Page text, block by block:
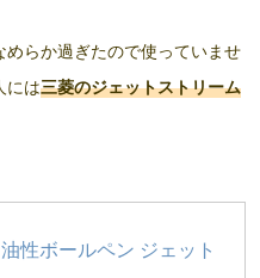
らか過ぎたので使っていませ
には三菱のジェットストリーム
性ボールペン ジェット